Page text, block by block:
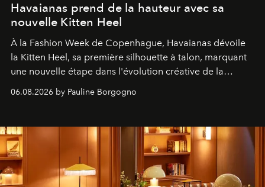
Havaianas prend de la hauteur avec sa
nouvelle Kitten Heel
À la Fashion Week de Copenhague, Havaianas dévoile
la Kitten Heel, sa première silhouette à talon, marquant
une nouvelle étape dans l'évolution créative de la
06.08.2026 by Pauline Borgogno